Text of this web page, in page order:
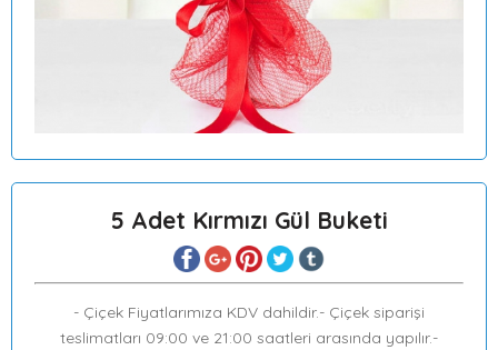
5 Adet Kırmızı Gül Buketi
- Çiçek Fiyatlarımıza KDV dahildir.- Çiçek siparişi
teslimatları 09:00 ve 21:00 saatleri arasında yapılır.-